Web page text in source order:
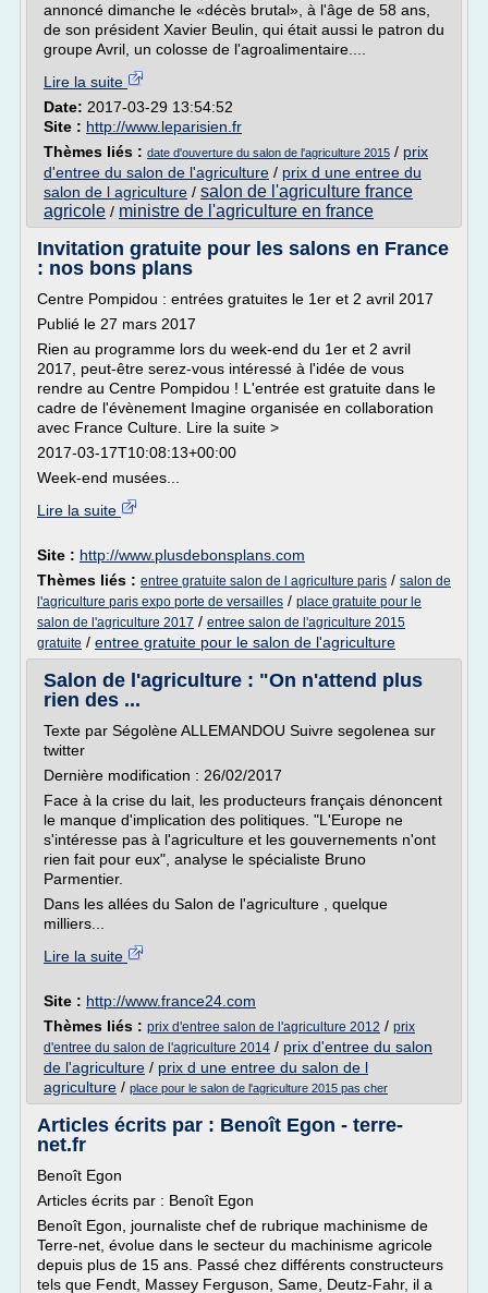
annoncé dimanche le «décès brutal», à l'âge de 58 ans,
de son président Xavier Beulin, qui était aussi le patron du
groupe Avril, un colosse de l'agroalimentaire....
Lire la suite
Date: 2017-03-29 13:54:52
Site : http://www.leparisien.fr
Thèmes liés : date d'ouverture du salon de l'agriculture 2015 / prix
d'entree du salon de l'agriculture / prix d une entree du
salon de l agriculture / salon de l'agriculture france
agricole / ministre de l'agriculture en france
Invitation gratuite pour les salons en France
: nos bons plans
Centre Pompidou : entrées gratuites le 1er et 2 avril 2017
Publié le 27 mars 2017
Rien au programme lors du week-end du 1er et 2 avril
2017, peut-être serez-vous intéressé à l'idée de vous
rendre au Centre Pompidou ! L'entrée est gratuite dans le
cadre de l'évènement Imagine organisée en collaboration
avec France Culture. Lire la suite >
2017-03-17T10:08:13+00:00
Week-end musées...
Lire la suite
Site : http://www.plusdebonsplans.com
Thèmes liés : entree gratuite salon de l agriculture paris / salon de
l'agriculture paris expo porte de versailles / place gratuite pour le
salon de l'agriculture 2017 / entree salon de l'agriculture 2015
gratuite / entree gratuite pour le salon de l'agriculture
Salon de l'agriculture : "On n'attend plus
rien des ...
Texte par Ségolène ALLEMANDOU Suivre segolenea sur
twitter
Dernière modification : 26/02/2017
Face à la crise du lait, les producteurs français dénoncent
le manque d'implication des politiques. "L'Europe ne
s'intéresse pas à l'agriculture et les gouvernements n'ont
rien fait pour eux", analyse le spécialiste Bruno
Parmentier.
Dans les allées du Salon de l'agriculture , quelque
milliers...
Lire la suite
Site : http://www.france24.com
Thèmes liés : prix d'entree salon de l'agriculture 2012 / prix
d'entree du salon de l'agriculture 2014 / prix d'entree du salon
de l'agriculture / prix d une entree du salon de l
agriculture / place pour le salon de l'agriculture 2015 pas cher
Articles écrits par : Benoît Egon - terre-
net.fr
Benoît Egon
Articles écrits par : Benoît Egon
Benoît Egon, journaliste chef de rubrique machinisme de
Terre-net, évolue dans le secteur du machinisme agricole
depuis plus de 15 ans. Passé chez différents constructeurs
tels que Fendt, Massey Ferguson, Same, Deutz-Fahr, il a